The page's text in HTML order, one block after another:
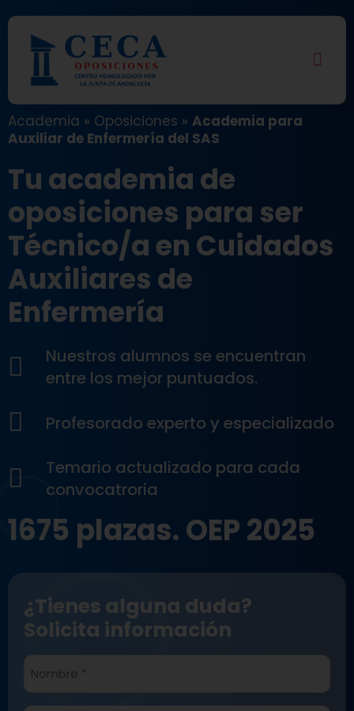
Academia » Oposiciones » Academia para
Auxiliar de Enfermería del SAS
Tu academia de
oposiciones para ser
Técnico/a en Cuidados
Auxiliares de
Enfermería
Nuestros alumnos se encuentran
entre los mejor puntuados.
Profesorado experto y especializado
Temario actualizado para cada
convocatroria
1675 plazas. OEP 2025
¿Tienes alguna duda?
Solicita información
Nombre